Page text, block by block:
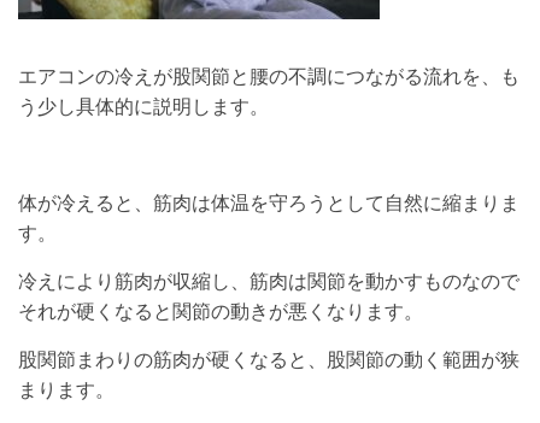
エアコンの冷えが股関節と腰の不調につながる流れを、も
う少し具体的に説明します。
体が冷えると、筋肉は体温を守ろうとして自然に縮まりま
す。
冷えにより筋肉が収縮し、筋肉は関節を動かすものなので
それが硬くなると関節の動きが悪くなります。
股関節まわりの筋肉が硬くなると、股関節の動く範囲が狭
まります。